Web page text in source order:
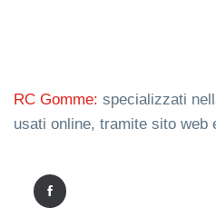
RC Gomme: specializzati
usati online, tramite sito web